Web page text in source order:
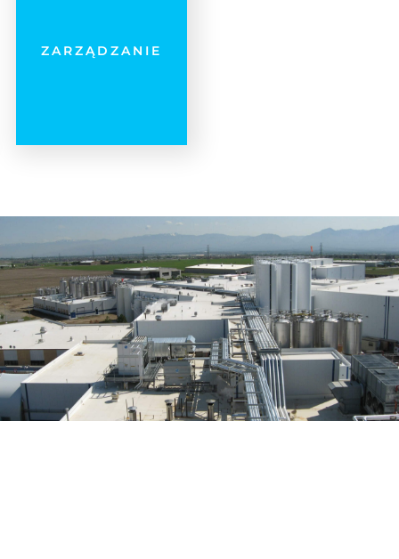
ZARZĄDZANIE
automatyka